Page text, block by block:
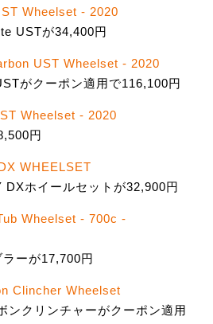
Wheelset - 2020
USTが34,400円
UST Wheelset - 2020
がクーポン適用で116,100円
Wheelset - 2020
円
WHEELSET
ホイールセットが32,900円
Wheelset - 700c -
ーが17,700円
Clincher Wheelset
ンクリンチャーがクーポン適用